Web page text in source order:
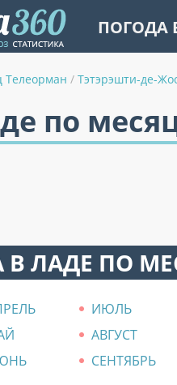
ПОГОДА
Телеорман / Тэтэрэшти-де-
по
В ЛАДЕ ПО
ИЮЛЬ
АВГУСТ
СЕНТЯБРЬ